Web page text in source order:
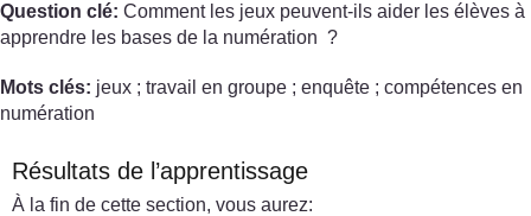
Question clé: Comment les jeux peuvent-ils aider les élèves à
apprendre les bases de la numération ?
Mots clés: jeux ; travail en groupe ; enquête ; compétences en
numération
Résultats de l’apprentissage
À la fin de cette section, vous aurez: